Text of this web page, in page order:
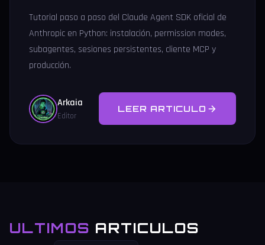
Tutorial paso a paso del Claude Agent SDK oficial de
Anthropic en Python: instalación, permission modes,
subagentes, sesiones persistentes, cliente MCP y
producción.
Arkaia
Editor
LEER ARTICULO
ULTIMOS ARTICULOS